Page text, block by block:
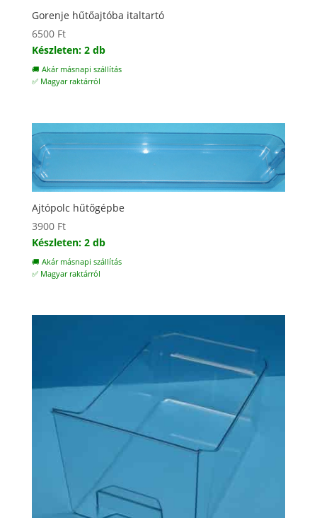
Gorenje hűtőajtóba italtartó
6500 Ft
Készleten: 2 db
🚚 Akár másnapi szállítás
✅ Magyar raktárról
Ajtópolc hűtőgépbe
3900 Ft
Készleten: 2 db
🚚 Akár másnapi szállítás
✅ Magyar raktárról